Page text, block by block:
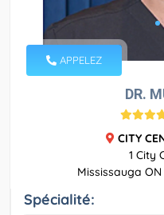
APPELEZ
DR.
CITY
1 City
Mississauga ON
Spécialité: